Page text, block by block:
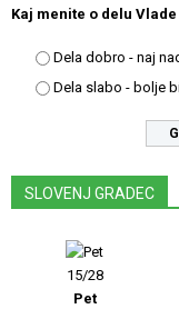
Kaj menite o delu
Dela dobro - naj
Dela slabo - bolje
SLOVENJ GRADEC
15/28
Pet